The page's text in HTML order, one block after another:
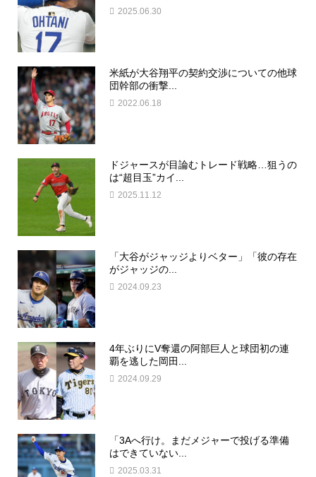
2025.06.30
米紙が大谷翔平の契約交渉についての他球
団幹部の衝撃...
2022.06.18
ドジャースが目論むトレード戦略…狙うの
は“超目玉”カイ...
2025.11.12
「大谷がジャッジよりベター」「彼の存在
がジャッジの...
2024.09.23
4年ぶりにV奪還の阿部巨人と球団初の連
覇を逃した岡田...
2024.09.29
「3Aへ行け。まだメジャーで投げる準備
はできていない...
2025.03.31